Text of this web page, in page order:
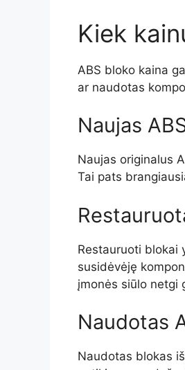
Kiek
ABS bloko kaina
ar naudotas
Naujas
Naujas originalus
Tai pats
Restauruoti blokai
susidėvėję
įmonės siūlo netgi
Naudotas
Naudotas blokas